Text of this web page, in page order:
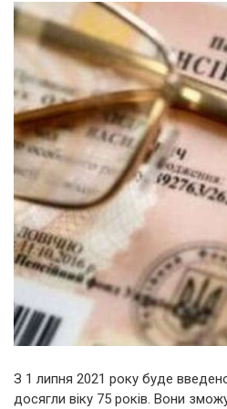
З 1 липня 2021 року буде
досягли віку 75 років. Вони